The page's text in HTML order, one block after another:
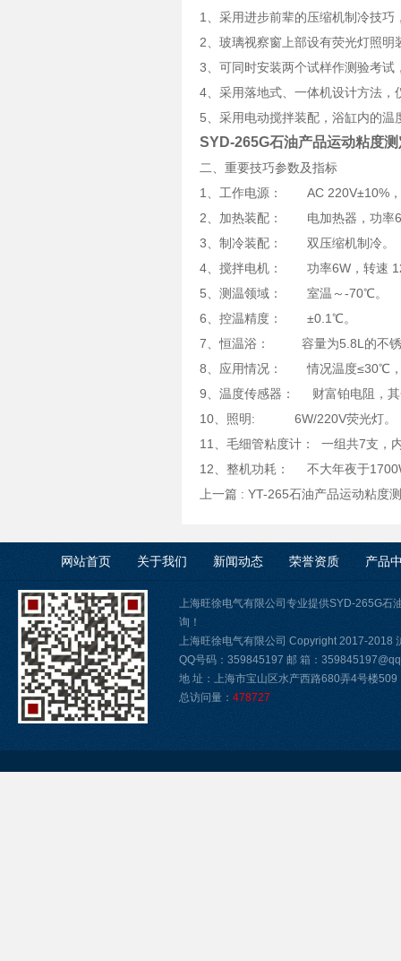
1、采用进步前辈的压缩机制冷技
2、玻璃视察窗上部设有荧光灯照
3、可同时安装两个试样作测验考试
4、采用落地式、一体机设计方法，
5、采用电动搅拌装配，浴缸内的温
SYD-265G石油产品运动粘度
二、重要技巧参数及指标
1、工作电源： AC 220V±10%
2、加热装配： 电加热器，功率
3、制冷装配： 双压缩机制冷。
4、搅拌电机： 功率6W，转速
5、测温领域： 室温～-70℃。
6、控温精度： ±0.1℃。
7、恒温浴： 容量为5.8L的不锈
8、应用情况： 情况温度≤30℃，
9、温度传感器： 财富铂电阻，其
10、照明: 6W/220V荧光灯。
11、毛细管粘度计： 一组共7支，
12、整机功耗： 不大年夜于
上一篇 : YT-265石油产品运动粘度
网站首页 关于我们 新闻动态 荣誉资质 产品
上海旺徐电气有限公司专业提供SYD-265G石
询！
上海旺徐电气有限公司 Copyright 2017-2018
QQ号码：359845197 邮 箱：
地 址：上海市宝山区水产西路680弄4号楼509
总访问量： 478727